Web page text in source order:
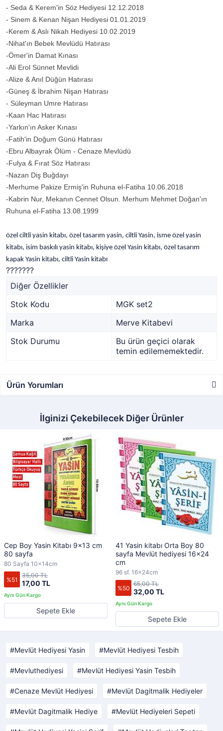
- Seda & Kerem'in Söz Hediyesi 12.12.2018
- Sinem & Kenan Nişan Hediyesi 01.01.2019
-Kerem & Aslı Nikah Hediyesi 10.02.2019
-Nihat'ın Bebek Mevlüdü Hatırası
-Ömer'in Damat Kınası
-Ali Erol Sünnet Mevlidi
-Alize & Anıl Düğün Hatırası
-Güneş & İbrahim Nişan Hatırası
- Süleyman Umre Hatırası
-Kaan Hac Hatırası
-Yarkın'ın Asker Kınası
-Fatih'in Doğum Günü Hatırası
-Ebru Albayrak Ölüm - Cenaze Mevlüdü
-Fulya & Fırat Söz Hatırası
-Nazan Diş Buğdayı
-Merhume Pakize Ermiş'in Ruhuna el-Fatiha 10.06.2018
-Kabrin Nur, Mekanın Cennet Olsun. Merhum Mehmet Doğan'ın
Ruhuna el-Fatiha 13.08.1999
özel ciltli yasin kitabı, özel tasarım yasin, ciltli Yasin, isme özel yasin
kitabı, isim baskılı yasin kitabı, kişiye özel Yasin kitabı, özel tasarım
kapak Yasin kitabı, ciltli Yasin kitabı
???????
Diğer Özellikler
Stok Kodu
MGK set2
Marka
Merve Kitabevi
Stok Durumu
Bu ürün geçici olarak
temin edilememektedir.
Ürün Yorumları
İlginizi Çekebilecek Diğer Ürünler
Cep Boy Yasin Kitabı 9x13 cm
80 sayfa
80 Sayfa 10x14cm
%51 17,00 TL
35,00 TL
Sepete Ekle
41 Yasin kitabı Orta Boy 80
sayfa Mevlüt hediyesi 16x24
cm
96 sf. 16x24cm
%50 32,00 TL
65,00 TL
Sepete Ekle
Mevlüt Hediyesi Yasin Mevlüt Hediyesi Tesbih
Mevluthediyesi Mevlüt Hediyesi Yasin Tesbih
Cenaze Mevlüt Hediyesi Mevlüt Dagitmalik Hediyeler
Mevlüt Dagitmalik Hediye Mevlüt Hediyeleri Sepeti